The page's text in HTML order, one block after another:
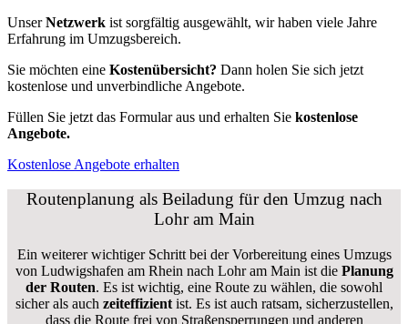
UnserNetzwerk ist sorgfältig ausgewählt, wir haben viele Jahre
Erfahrung im Umzugsbereich.
Sie möchten eine Kostenübersicht? Dann holen Sie sich jetzt
kostenlose und unverbindliche Angebote.
Füllen Sie jetzt das Formular aus und erhalten Sie kostenlose
Angebote.
Kostenlose Angebote erhalten
Routenplanung als Beiladung für den Umzug nach
Lohr am Main
Ein weiterer wichtiger Schritt bei der Vorbereitung eines Umzugs
von Ludwigshafen am Rhein nach Lohr am Main ist diePlanung
der Routen. Es ist wichtig, eine Route zu wählen, die sowohl
sicher als auch zeiteffizientist. Es ist auch ratsam, sicherzustellen,
dass die Route frei von Straßensperrungen und anderen